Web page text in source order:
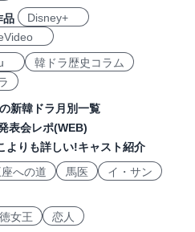
品
Disney+
韓ドラ歴史コラム
新韓ドラ月別一覧
表会レポ(WEB)
よりも詳しい!キャスト紹介
への道 馬医
イ・サン
女王 恋人